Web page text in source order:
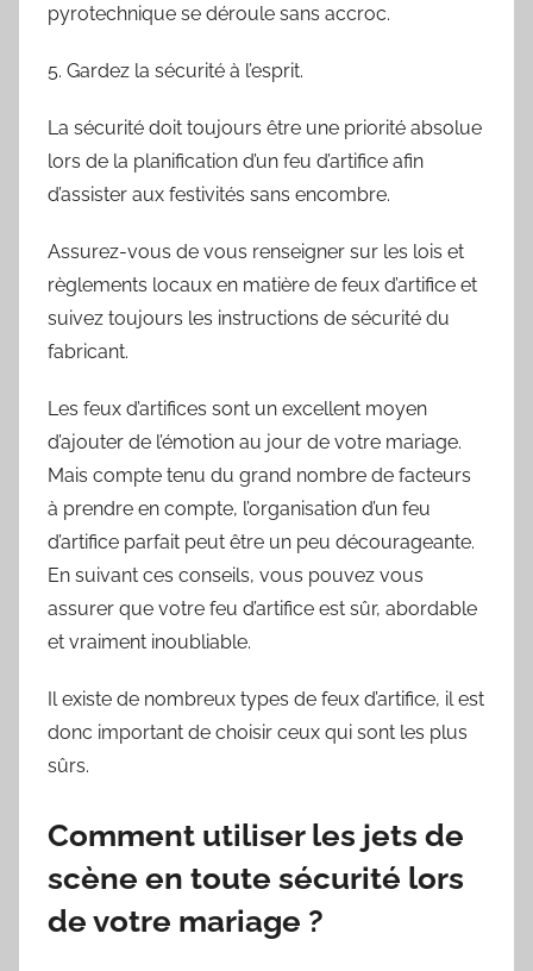
pyrotechnique se déroule sans accroc.
5. Gardez la sécurité à l’esprit.
La sécurité doit toujours être une priorité absolue
lors de la planification d’un feu d’artifice afin
d’assister aux festivités sans encombre.
Assurez-vous de vous renseigner sur les lois et
règlements locaux en matière de feux d’artifice et
suivez toujours les instructions de sécurité du
fabricant.
Les feux d’artifices sont un excellent moyen
d’ajouter de l’émotion au jour de votre mariage.
Mais compte tenu du grand nombre de facteurs
à prendre en compte, l’organisation d’un feu
d’artifice parfait peut être un peu décourageante.
En suivant ces conseils, vous pouvez vous
assurer que votre feu d’artifice est sûr, abordable
et vraiment inoubliable.
Il existe de nombreux types de feux d’artifice, il est
donc important de choisir ceux qui sont les plus
sûrs.
Comment utiliser les jets de
scène en toute sécurité lors
de votre mariage ?